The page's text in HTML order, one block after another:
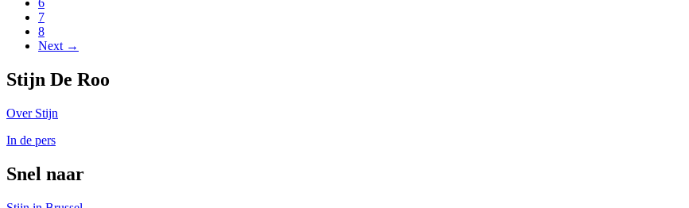
6
7
8
Next →
Stijn De Roo
Over Stijn
In de pers
Snel naar